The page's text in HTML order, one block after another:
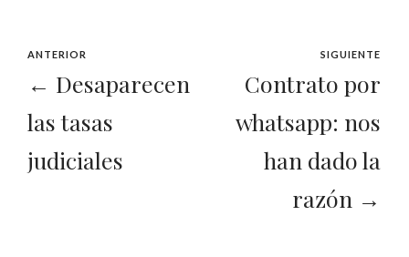
ANTERIOR
← Desaparecen
las tasas
judiciales
SIGUIENTE
Contrato por
whatsapp: nos
han dado la
razón →